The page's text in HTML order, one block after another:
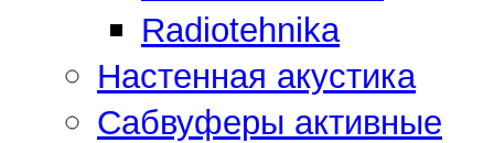
Radiotehnika
Настенная акустика
Сабвуферы активные